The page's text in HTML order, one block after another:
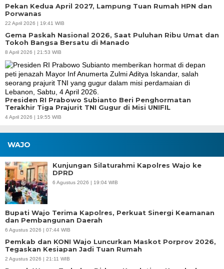
Pekan Kedua April 2027, Lampung Tuan Rumah HPN dan
Porwanas
22 April 2026 | 19:41 WIB
Gema Paskah Nasional 2026, Saat Puluhan Ribu Umat dan
Tokoh Bangsa Bersatu di Manado
8 April 2026 | 21:53 WIB
Presiden RI Prabowo Subianto Beri Penghormatan
Terakhir Tiga Prajurit TNI Gugur di Misi UNIFIL
4 April 2026 | 19:55 WIB
WAJO
Kunjungan Silaturahmi Kapolres Wajo ke
DPRD
6 Agustus 2026 | 19:04 WIB
Bupati Wajo Terima Kapolres, Perkuat Sinergi Keamanan
dan Pembangunan Daerah
6 Agustus 2026 | 07:44 WIB
Pemkab dan KONI Wajo Luncurkan Maskot Porprov 2026,
Tegaskan Kesiapan Jadi Tuan Rumah
2 Agustus 2026 | 21:11 WIB